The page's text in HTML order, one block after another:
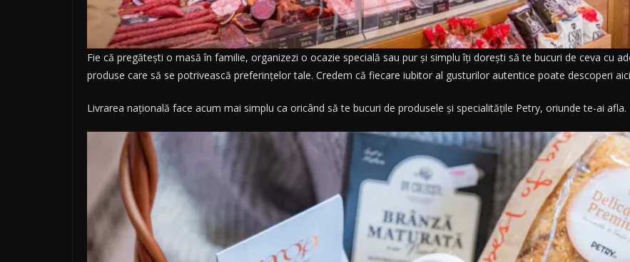
Fie că pregătești o masă în familie, organizezi o ocazie specială sau pur și simplu îți dorești să te bucuri de ceva cu
produse care să se potrivească preferințelor tale. Credem că fiecare iubitor al gusturilor autentice poate descoperi
Livrarea națională face acum mai simplu ca oricând să te bucuri de produsele și specialitățile Petry, oriunde te-ai afla.